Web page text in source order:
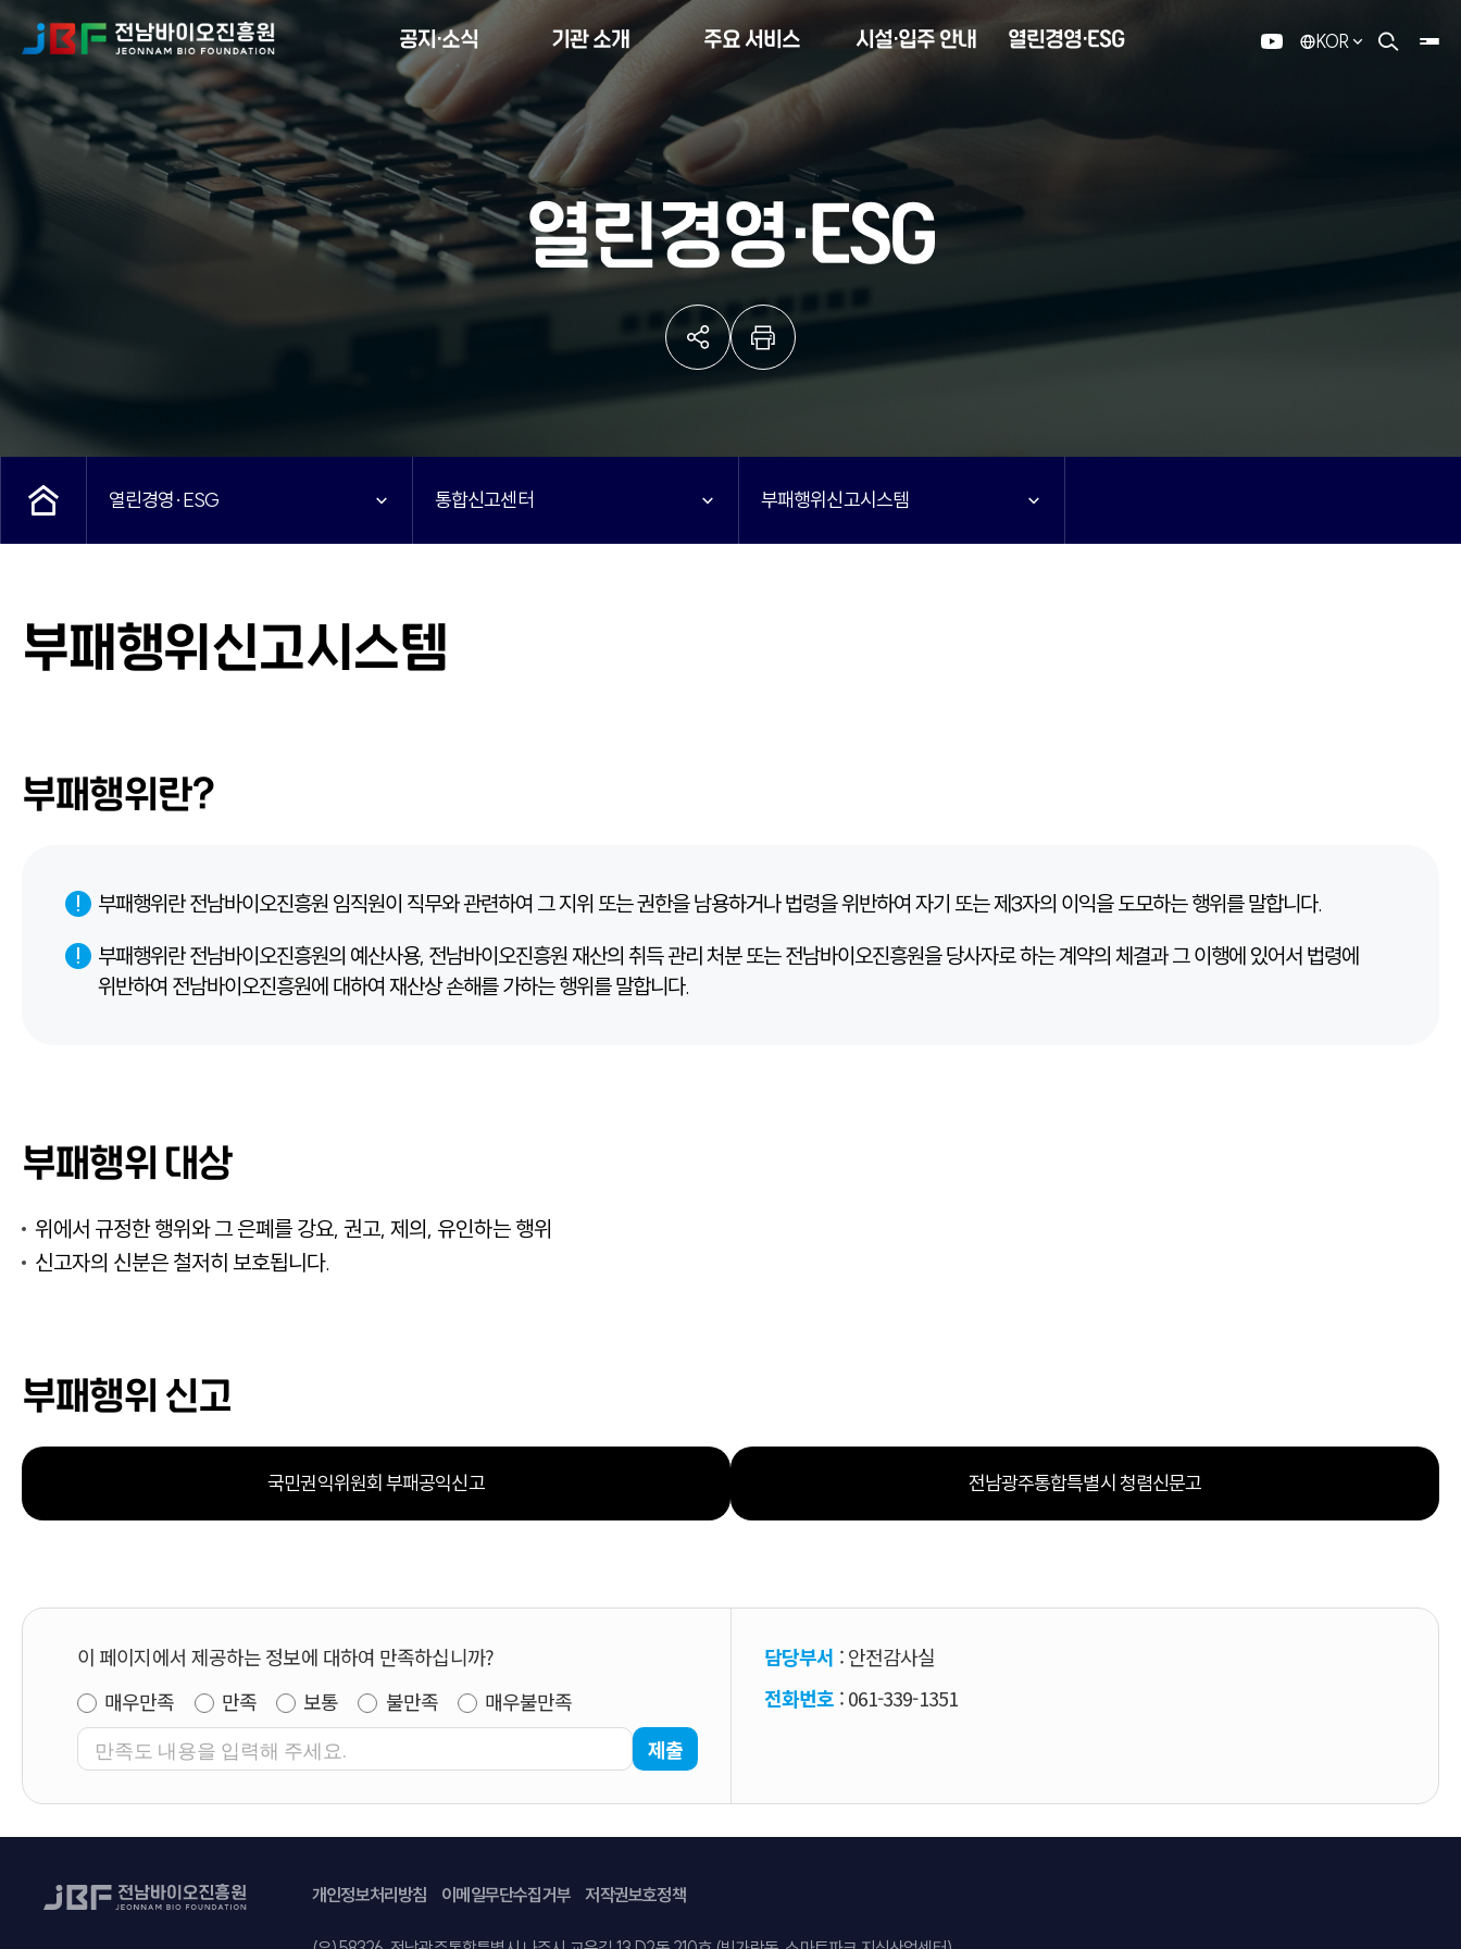
유튜브
KOR
검색 열기
Menu 공지·소식 기관 소개 주요 서비스 시설·입주 안내 열린경영·ESG
열린경영·ESG
열린경영·ESG 통합신고센터 부패행위신고시스템
부패행위신고시스템
부패행위란?
부패행위란 전남바이오진흥원 임직원이 직무와 관련하여 그 지위 또는 권한을 남용하거나 법령을 위반하여 자기 또는 제3자의 이익을 도모하는 행위를 말합니다.
부패행위란 전남바이오진흥원의 예산사용, 전남바이오진흥원 재산의 취득 관리 처분 또는 전남바이오진흥원을 당사자로 하는 계약의 체결과 그 이행에 있어서 법령에
위반하여 전남바이오진흥원에 대하여 재산상 손해를 가하는 행위를 말합니다.
부패행위 대상
위에서 규정한 행위와 그 은폐를 강요, 권고, 제의, 유인하는 행위
신고자의 신분은 철저히 보호됩니다.
부패행위 신고
국민권익위원회 부패공익신고 전남광주통합특별시 청렴신문고
이 페이지에서 제공하는 정보에 대하여 만족하십니까?
매우만족
만족 보통 불만족
매우불만족
제출
담당부서 : 안전감사실
전화번호 : 061-339-1351
개인정보처리방침 이메일무단수집거부 저작권보호정책